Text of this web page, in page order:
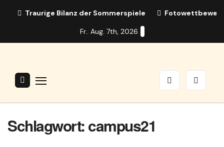
Traurige Bilanz der Sommerspiele
Fr.. Aug. 7th, 2026
Schlagwort:campus21